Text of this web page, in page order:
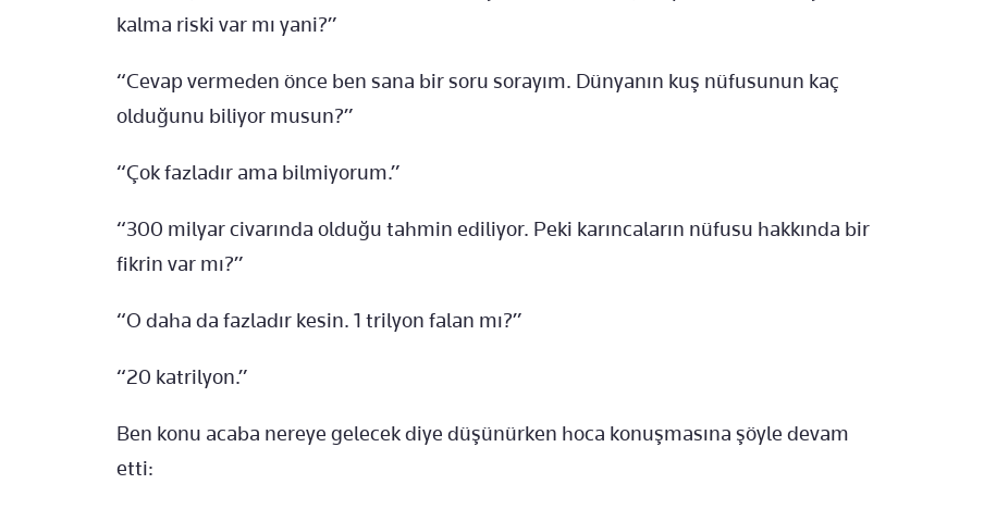
kalma riski var mı yani?”
“Cevap vermeden önce ben sana bir soru sorayım. Dünyanın kuş nüfusunun kaç
olduğunu biliyor musun?”
“Çok fazladır ama bilmiyorum.”
“300 milyar civarında olduğu tahmin ediliyor. Peki karıncaların nüfusu hakkında bir
fikrin var mı?”
“O daha da fazladır kesin. 1 trilyon falan mı?”
“20 katrilyon.”
Ben konu acaba nereye gelecek diye düşünürken hoca konuşmasına şöyle devam
etti: